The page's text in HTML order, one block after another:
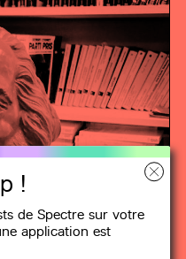
!
de Spectre sur votre
application est